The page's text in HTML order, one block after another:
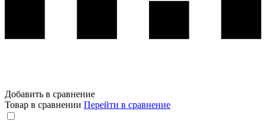
Добавить в сравнение
Товар в сравнении Перейти в сравнение